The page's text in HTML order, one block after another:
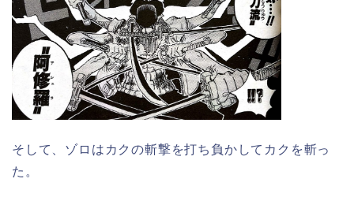
そして、ゾロはカクの斬撃を打ち負かしてカクを斬っ
た。